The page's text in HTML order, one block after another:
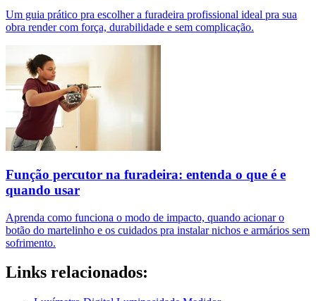
Um guia prático pra escolher a furadeira profissional ideal pra sua
obra render com força, durabilidade e sem complicação.
Função percutor na furadeira: entenda o que é e
quando usar
Aprenda como funciona o modo de impacto, quando acionar o
botão do martelinho e os cuidados pra instalar nichos e armários sem
sofrimento.
Links relacionados: